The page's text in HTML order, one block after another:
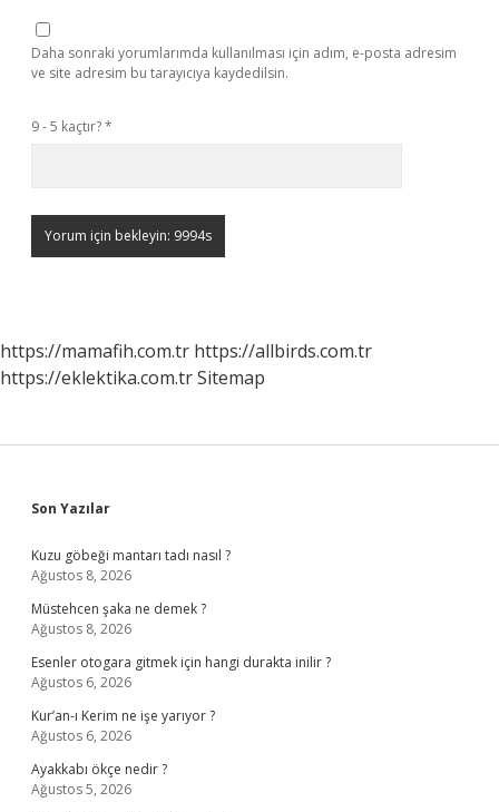
Daha sonraki yorumlarımda kullanılması için adım, e-posta adresim
ve site adresim bu tarayıcıya kaydedilsin.
9 - 5 kaçtır?*
https://mamafih.com.tr https://allbirds.com.tr
https://eklektika.com.trSitemap
Sidebar
Son Yazılar
Kuzu göbeği mantarı tadı nasıl ?
Ağustos 8, 2026
Müstehcen şaka ne demek ?
Ağustos 8, 2026
Esenler otogara gitmek için hangi durakta inilir ?
Ağustos 6, 2026
Kur’an-ı Kerim ne işe yarıyor ?
Ağustos 6, 2026
Ayakkabı ökçe nedir ?
Ağustos 5, 2026